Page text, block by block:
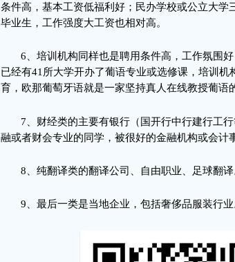
条件高，基本工资低福利好；民办学校或公立大学
毕业生，工作强度大工资也相对高。
6、培训机构同样也是聘用条件高，工作氛围
已经有41所大学开办了葡语专业或选修课，培训机
育，欧那葡萄牙语就是一家坚持真人在线教授葡语
7
财经类的主要有银行（国开行中行建行工
融或者财会专业的同学，被很好的金融机构或会计
8 、纯翻译类的翻译公司、自由职业、足球翻译
9、最后一类是当地企业，包括奢侈品服装行业